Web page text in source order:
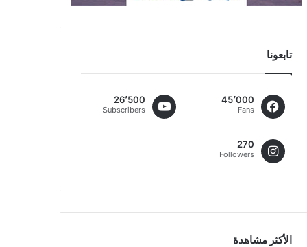
تابعونا
45٬000
Fans
26٬500
Subscribers
270
Followers
الأكثر مشاهدة